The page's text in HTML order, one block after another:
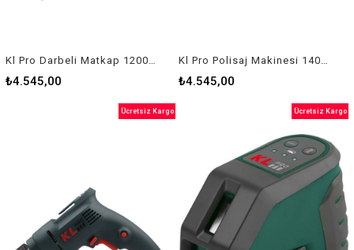
Kl Pro Darbeli Matkap 1200W Kldm71220
₺4.545,00
Kl Pro Polisaj Makinesi 1400W 180 Mm
₺4.545,00
Ücretsiz Kargo Ücretsiz Kargo